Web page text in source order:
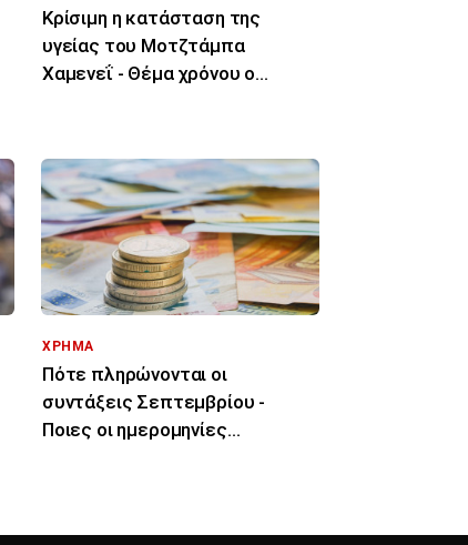
Κρίσιμη η κατάσταση της
υγείας του Μοτζτάμπα
Χαμενεΐ - Θέμα χρόνου ο
ΧΡΗΜΑ
Πότε πληρώνονται οι
συντάξεις Σεπτεμβρίου -
Ποιες οι ημερομηνίες